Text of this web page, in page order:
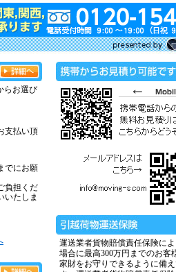
らお選び
支払い頂
でにお願
負担くだ
いたしま
運送業者貨物賠償責任保険に
場合に最高300万円までのお客
家財をお守りできるように備